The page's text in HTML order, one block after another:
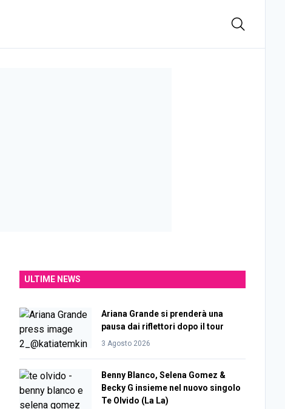
ULTIME NEWS
Ariana Grande si prenderà una
pausa dai riflettori dopo il tour
3 Agosto 2026
Benny Blanco, Selena Gomez &
Becky G insieme nel nuovo singolo
Te Olvido (La La)